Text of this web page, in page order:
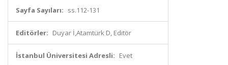
Sayfa Sayıları: ss.112-131
Editörler: Duyar İ,Atamtürk D, Editör
İstanbul Üniversitesi Adresli: Evet